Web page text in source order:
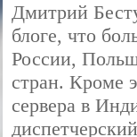
Дмитрий
блоге, что
России,
стран. Кроме
сервера в